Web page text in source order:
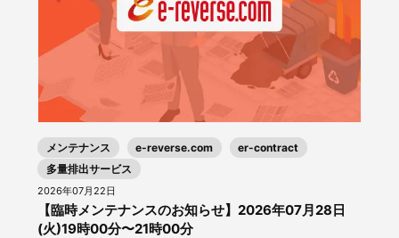
メンテナンス e-reverse.com
er-contract
多量排出サービス
2026年07月22日
【臨時メンテナンスのお知らせ】2026年07月28日
(火)19時00分〜21時00分